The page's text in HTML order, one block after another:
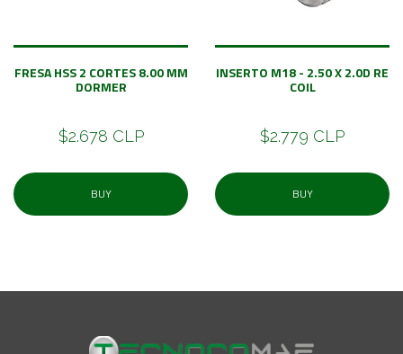
FRESA HSS 2 CORTES 8.00 MM
DORMER
$2.678 CLP
BUY
INSERTO M18 - 2.50 X 2.0D RE
COIL
$2.779 CLP
BUY